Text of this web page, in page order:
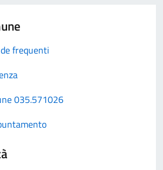
frequenti
035.571026